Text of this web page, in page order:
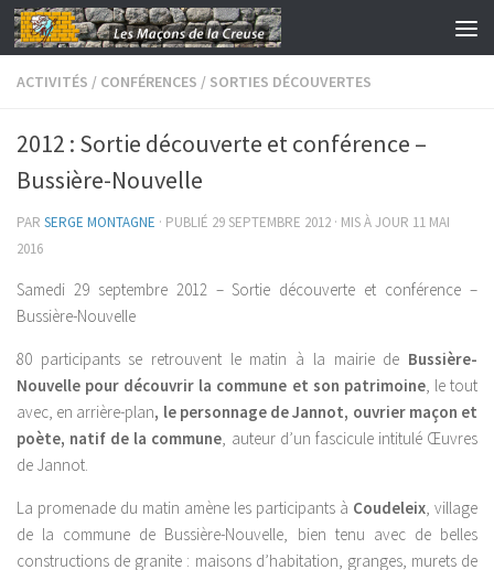
Skip to content
ACTIVITÉS / CONFÉRENCES / SORTIES DÉCOUVERTES
2012 : Sortie découverte et conférence –
Bussière-Nouvelle
PAR SERGE MONTAGNE · PUBLIÉ 29 SEPTEMBRE 2012 · MIS À JOUR 11 MAI
2016
Samedi 29 septembre 2012 – Sortie découverte et conférence –
Bussière-Nouvelle
80 participants se retrouvent le matin à la mairie de Bussière-
Nouvelle pour découvrir la commune et son patrimoine, le tout
avec, en arrière-plan, le personnage de Jannot, ouvrier maçon et
poète, natif de la commune, auteur d’un fascicule intitulé Œuvres
de Jannot.
La promenade du matin amène les participants à Coudeleix, village
de la commune de Bussière-Nouvelle, bien tenu avec de belles
constructions de granite : maisons d’habitation, granges, murets de